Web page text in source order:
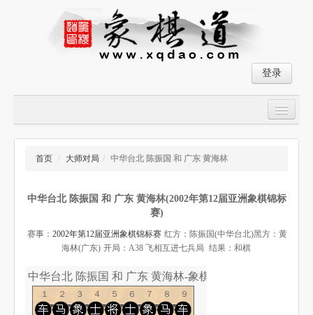
登录
大师对局
象棋棋谱
残局破解
首页 / 大师对局 / 中华台北 陈振国 和 广东 黄海林
中华台北 陈振国 和 广东 黄海林(2002年第12届亚洲象棋锦标
赛)
赛事： 2002年第12届亚洲象棋锦标赛 红方：陈振国(中华台北)黑方：黄
海林(广东) 开局：A38 飞相互进七兵局 结果：和棋
中华台北 陈振国 和 广东 黄海林-象棋道
１２３４５６７８９